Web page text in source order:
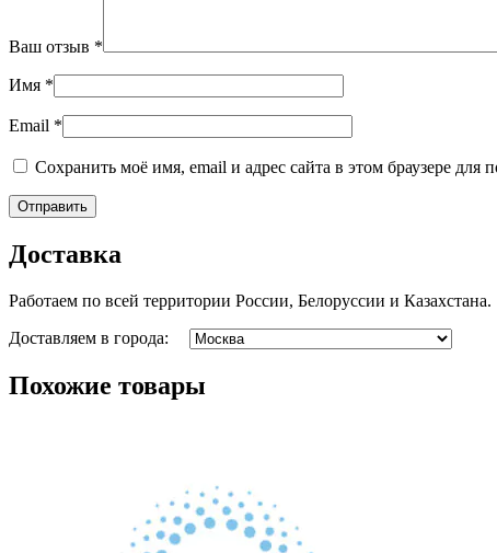
Ваш отзыв *
Имя *
Email *
Сохранить моё имя, email и адрес сайта в этом браузере
Доставка
Работаем по всей территории России, Белоруссии и Казахстана.
Доставляем в города:
Похожие товары